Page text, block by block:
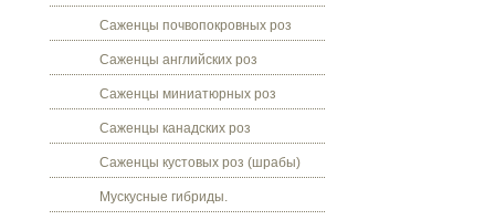
Саженцы почвопокровных роз
Саженцы английских роз
Саженцы миниатюрных роз
Саженцы канадских роз
Саженцы кустовых роз (шрабы)
Мускусные гибриды.